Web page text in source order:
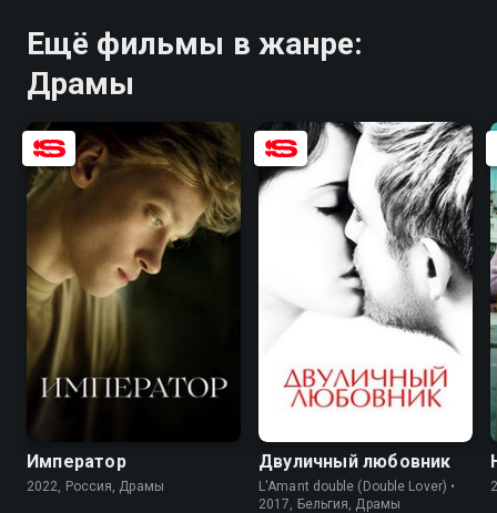
Ещё фильмы в жанре:
Драмы
6.1 7.0
Император
2022, Россия, Драмы
6.2 6.2
Двуличный любовник
L'Amant double (Double Lover) •
2017, Бельгия, Драмы